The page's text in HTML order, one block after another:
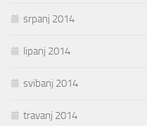
srpanj 2014
lipanj 2014
svibanj 2014
travanj 2014